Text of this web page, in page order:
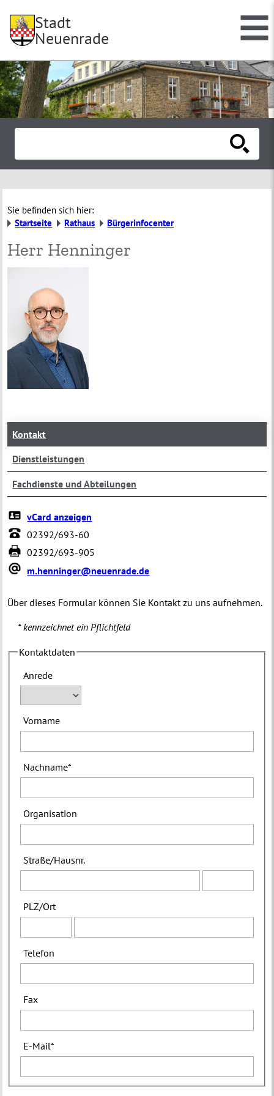
Stadt
Neuenrade
Sie befinden sich hier:
Startseite
Rathaus Bürgerinfocenter
Herr Henninger
Kontakt
Dienstleistungen
Fachdienste und Abteilungen
vCard anzeigen
02392/693-60
02392/693-905
m.henninger@neuenrade.de
Über dieses Formular können Sie Kontakt zu uns aufnehmen.
* kennzeichnet ein Pflichtfeld
Kontaktdaten
Anrede
Vorname
Nachname*
Organisation
Straße/Hausnr.
PLZ/Ort
Telefon
Fax
E-Mail*